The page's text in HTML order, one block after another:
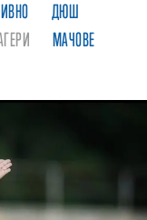
ДЮШ
МАЧОВЕ